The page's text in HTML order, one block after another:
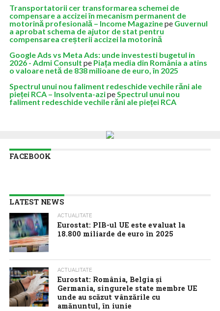
Transportatorii cer transformarea schemei de
compensare a accizei în mecanism permanent de
motorină profesională – Income Magazinepe Guvernul
a aprobat schema de ajutor de stat pentru
compensarea creșterii accizei la motorină
Google Ads vs Meta Ads: unde investesti bugetul in
2026 - Admi Consult pe Piața media din România a atins
o valoare netă de 838 milioane de euro, în 2025
Spectrul unui nou faliment redeschide vechile răni ale
pieței RCA – Insolventa-azipeSpectrul unui nou
faliment redeschide vechile răni ale pieței RCA
FACEBOOK
LATEST NEWS
ACTUALITATE
Eurostat: PIB-ul UE este evaluat la
18.800 miliarde de euro în 2025
ACTUALITATE
Eurostat: România, Belgia și
Germania, singurele state membre UE
unde au scăzut vânzările cu
amănuntul, în iunie